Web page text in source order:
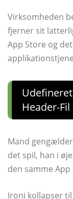
Virksomheden
fjerner sit
App Store og
Header-Fil
Mand
det spil, han i
den samme
Ironi kollapser